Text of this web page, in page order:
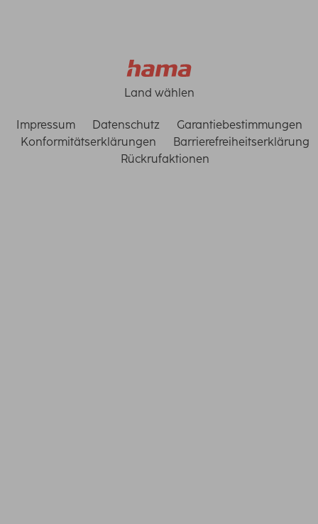
Land wählen
Impressum Datenschutz
Garantiebestimmungen
Konformitätserklärungen
Barrierefreiheitserklärung
Rückrufaktionen